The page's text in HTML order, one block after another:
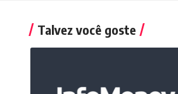
Talvez você goste